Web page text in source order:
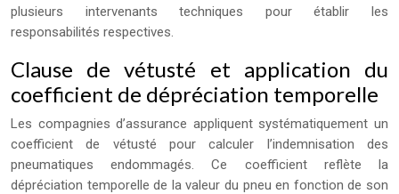
plusieurs intervenants techniques pour établir les
responsabilités respectives.
Clause de vétusté et application du
coefficient de dépréciation temporelle
Les compagnies d’assurance appliquent systématiquement un
coefficient de vétusté pour calculer l’indemnisation des
pneumatiques endommagés. Ce coefficient reflète la
dépréciation temporelle de la valeur du pneu en fonction de son